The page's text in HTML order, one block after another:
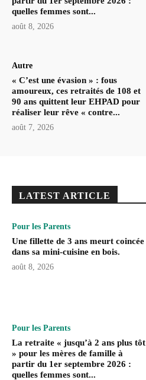
quelles femmes sont...
août 8, 2026
Autre
« C’est une évasion » : fous
amoureux, ces retraités de 108 et
90 ans quittent leur EHPAD pour
réaliser leur rêve « contre...
août 7, 2026
LATEST ARTICLE
Pour les Parents
Une fillette de 3 ans meurt coincée
dans sa mini-cuisine en bois.
août 8, 2026
Pour les Parents
La retraite « jusqu’à 2 ans plus tôt
» pour les mères de famille à
partir du 1er septembre 2026 :
quelles femmes sont...